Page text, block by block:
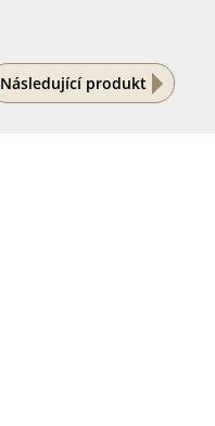
Následující produkt